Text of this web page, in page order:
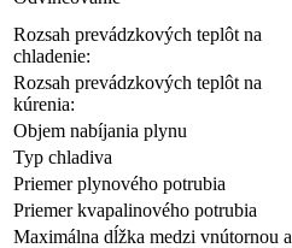
Rozsah prevádzkových teplôt na
chladenie:
Rozsah prevádzkových teplôt na
kúrenia:
Objem nabíjania plynu
Typ chladiva
Priemer plynového potrubia
Priemer kvapalinového potrubia
Maximálna dĺžka medzi vnútornou a